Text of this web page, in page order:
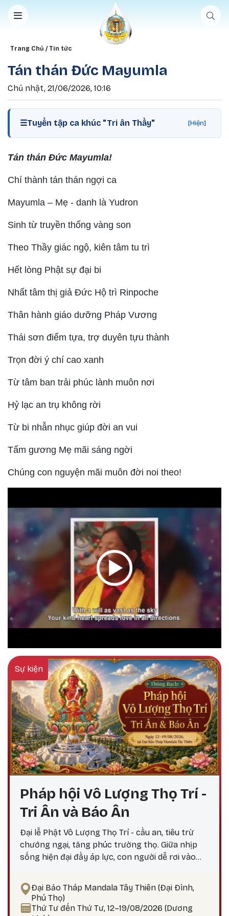
Nhảy đến nội dung
Breadcrumb
Trang Chủ Tin tức
Tán thán Đức Mayumla
Chủ nhật, 21/06/2026, 10:16
☰Tuyển tập ca khúc "Tri ân Thầy" [Hiện]
Tán thán Đức Mayumla!
Chí thành tán thán ngợi ca
Mayumla – Mẹ - danh là Yudron
Sinh từ truyền thống vàng son
Theo Thầy giác ngộ, kiên tâm tu trì
Hết lòng Phật sự đại bi
Nhất tâm thị giả Đức Hộ trì Rinpoche
Thân hành giáo dưỡng Pháp Vương
Thái sơn điểm tựa, trợ duyên tựu thành
Trọn đời ý chí cao xanh
Từ tâm ban trải phúc lành muôn nơi
Hỷ lạc an trụ không rời
Từ bi nhẫn nhục giúp đời an vui
Tấm gương Mẹ mãi sáng ngời
Chúng con nguyện mãi muôn đời noi theo!
Sự kiện
Pháp hội Vô Lượng Thọ Trí -
Tri Ân và Báo Ân
Đại lễ Phật Vô Lượng Thọ Trí - cầu an, tiêu trừ
chướng ngại, tăng phúc trường thọ. Giữa nhịp
sống hiện đại đầy áp lực, con người dễ rơi vào
Lượng Thọ Trí được tổ chức nhằm giúp đại
chúng kết nối với năng lượng chữa lành. Đại lễ
tập trung vào ba giá trị cốt lõi: Cầu an lành: Cầu
Đại Bảo Tháp Mandala Tây Thiên (Đại Đình,
Phú Thọ)
Thứ Tư đến Thứ Tư, 12–19/08/2026 (Dương